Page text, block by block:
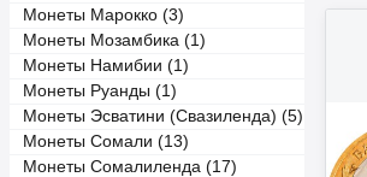
Монеты Марокко (3)
Монеты Мозамбика (1)
Монеты Намибии (1)
Монеты Руанды (1)
Монеты Эсватини (Свазиленда) (5)
Монеты Сомали (13)
Монеты Сомалиленда (17)